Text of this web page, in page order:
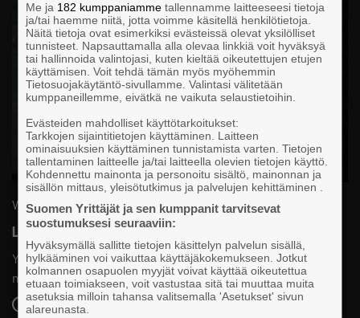
Webinaari Yrittäjät-akatemia
LinkedIn yrittäjän liiketoiminnan työkaluna
Yrittäjä, miten voisit hyödyntää LinkedIniä osana yrityksen
myyntiä ja markkinointia?
11.9.2026 klo 09:30
Me ja 182 kumppaniamme tallennamme laitteeseesi tietoja
ja/tai haemme niitä, jotta voimme käsitellä henkilötietoja.
Näitä tietoja ovat esimerkiksi evästeissä olevat yksilölliset
tunnisteet. Napsauttamalla alla olevaa linkkiä voit hyväksyä
tai hallinnoida valintojasi, kuten kieltää oikeutettujen etujen
käyttämisen. Voit tehdä tämän myös myöhemmin
Tietosuojakäytäntö-sivullamme. Valintasi välitetään
kumppaneillemme, eivätkä ne vaikuta selaustietoihin.
Evästeiden mahdolliset käyttötarkoitukset:
Tarkkojen sijaintitietojen käyttäminen. Laitteen
ominaisuuksien käyttäminen tunnistamista varten. Tietojen
tallentaminen laitteelle ja/tai laitteella olevien tietojen käyttö.
Kohdennettu mainonta ja personoitu sisältö, mainonnan ja
sisällön mittaus, yleisötutkimus ja palvelujen kehittäminen .
Suomen Yrittäjät ja sen kumppanit tarvitsevat
suostumuksesi seuraaviin:
Hyväksymällä sallitte tietojen käsittelyn palvelun sisällä,
hylkääminen voi vaikuttaa käyttäjäkokemukseen. Jotkut
kolmannen osapuolen myyjät voivat käyttää oikeutettua
etuaan toimiakseen, voit vastustaa sitä tai muuttaa muita
asetuksia milloin tahansa valitsemalla 'Asetukset' sivun
alareunasta.